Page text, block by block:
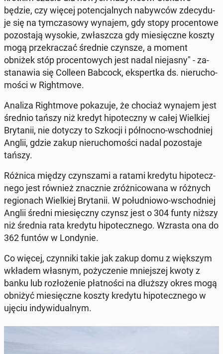
będzie, czy więcej po­ten­cjal­nych na­byw­ców zde­cy­du­
je się na tym­cza­so­wy wynajem, gdy stopy pro­cen­to­we
po­zo­sta­ją wysokie, zwłasz­cza gdy mie­sięcz­ne koszty
mogą prze­kra­czać średnie czynsze, a moment
obniżek stóp pro­cen­to­wych jest nadal nie­ja­sny" - za­
sta­na­wia się Colleen Babcock, eks­pert­ka ds. nie­ru­cho­
mo­ści w Ri­ght­mo­ve.
Analiza Ri­ght­mo­ve po­ka­zu­je, że chociaż wynajem jest
średnio tańszy niż kredyt hi­po­tecz­ny w całej Wiel­kiej
Bry­ta­nii, nie dotyczy to Szkocji i pół­noc­no-wschod­niej
Anglii, gdzie zakup nie­ru­cho­mo­ści nadal po­zo­sta­je
tańszy.
Różnica między czyn­sza­mi a ratami kredytu hi­po­tecz­
ne­go jest również znacz­nie zróż­ni­co­wa­na w różnych
re­gio­nach Wiel­kiej Bry­ta­nii. W po­łu­dnio­wo-wschod­niej
Anglii średni mie­sięcz­ny czynsz jest o 304 funty niższy
niż średnia rata kredytu hi­po­tecz­ne­go. Wzrasta ona do
362 funtów w Lon­dy­nie.
Co więcej, czyn­ni­ki takie jak zakup domu z więk­szym
wkładem własnym, po­ży­cze­nie mniej­szej kwoty z
banku lub roz­ło­że­nie płat­no­ści na dłuższy okres mogą
obniżyć mie­sięcz­ne koszty kredytu hi­po­tecz­ne­go w
ujęciu in­dy­wi­du­al­nym.